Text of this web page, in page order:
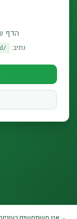
הדף
נתיב: /lesson-example/mbnh-hlymvd